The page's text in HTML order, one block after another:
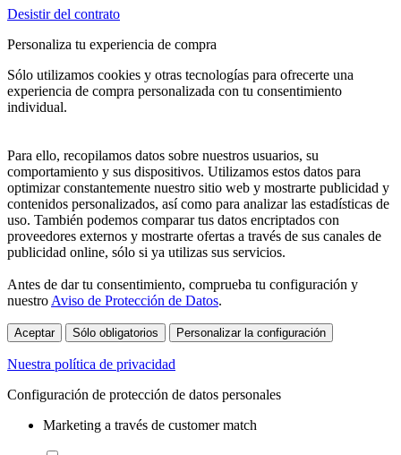
Desistir del contrato
Personaliza tu experiencia de compra
Sólo utilizamos cookies y otras tecnologías para ofrecerte una
experiencia de compra personalizada con tu consentimiento
individual.
Para ello, recopilamos datos sobre nuestros usuarios, su
comportamiento y sus dispositivos. Utilizamos estos datos para
optimizar constantemente nuestro sitio web y mostrarte publicidad y
contenidos personalizados, así como para analizar las estadísticas de
uso. También podemos comparar tus datos encriptados con
proveedores externos y mostrarte ofertas a través de sus canales de
publicidad online, sólo si ya utilizas sus servicios.
Antes de dar tu consentimiento, comprueba tu configuración y
nuestro Aviso de Protección de Datos.
Aceptar Sólo obligatorios Personalizar la configuración
Nuestra política de privacidad
Configuración de protección de datos personales
Marketing a través de customer match